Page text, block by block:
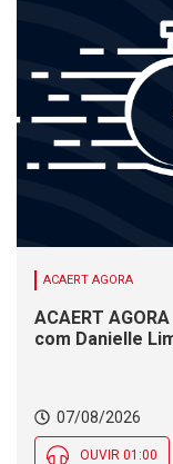
ACAERT AGORA
ACAERT
com Danielle
07/08/2026
OUVIR 01:00